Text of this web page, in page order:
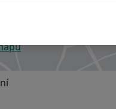
v nové záložce